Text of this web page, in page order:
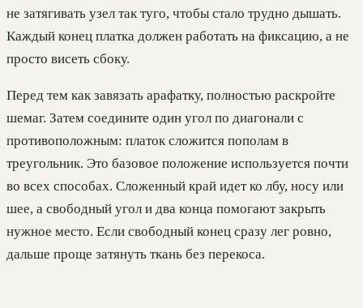
не затягивать узел так туго, чтобы стало трудно дышать.
Каждый конец платка должен работать на фиксацию, а не
просто висеть сбоку.
Перед тем как завязать арафатку, полностью раскройте
шемаг. Затем соедините один угол по диагонали с
противоположным: платок сложится пополам в
треугольник. Это базовое положение используется почти
во всех способах. Сложенный край идет ко лбу, носу или
шее, а свободный угол и два конца помогают закрыть
нужное место. Если свободный конец сразу лег ровно,
дальше проще затянуть ткань без перекоса.